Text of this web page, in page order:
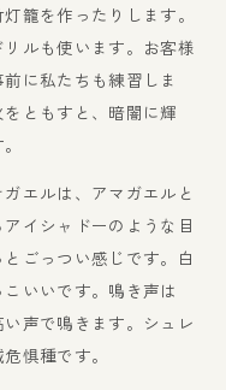
籠を作ったりします。
ルも使います。お客様
に私たちも練習しま
ともすと、暗闇に輝
ルは、アマガエルと
イシャドーのような目
ごっつい感じです。白
いいです。鳴き声は
声で鳴きます。シュレ
惧種です。